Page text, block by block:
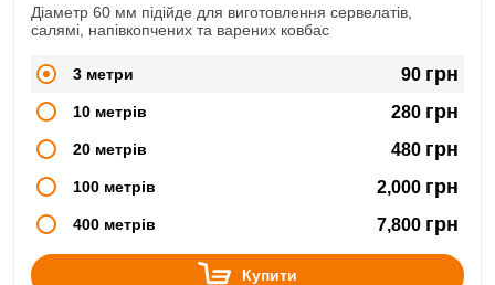
Діаметр 60 мм підійде для виготовлення сервелатів,
салямі, напівкопчених та варених ковбас
3 метри 90 грн
10 метрів 280 грн
20 метрів 480 грн
100 метрів 2,000 грн
400 метрів 7,800 грн
Купити